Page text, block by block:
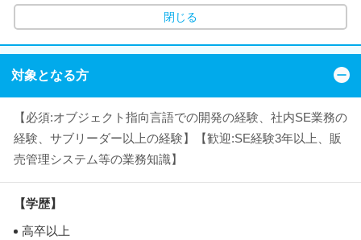
閉じる
対象となる方
【必須:オブジェクト指向言語での開発の経験、社内SE業務の
経験、サブリーダー以上の経験】【歓迎:SE経験3年以上、販
売管理システム等の業務知識】
【学歴】
高卒以上